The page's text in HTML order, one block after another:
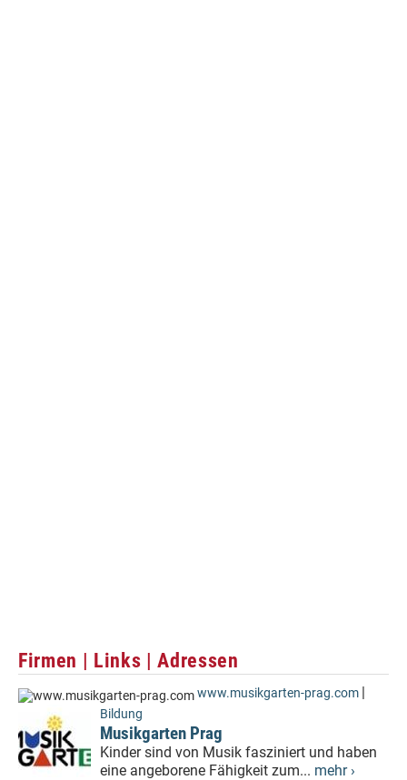
Firmen | Links | Adressen
www.musikgarten-prag.com |
Bildung
Musikgarten Prag
Kinder sind von Musik fasziniert und haben
eine angeborene Fähigkeit zum... mehr ›